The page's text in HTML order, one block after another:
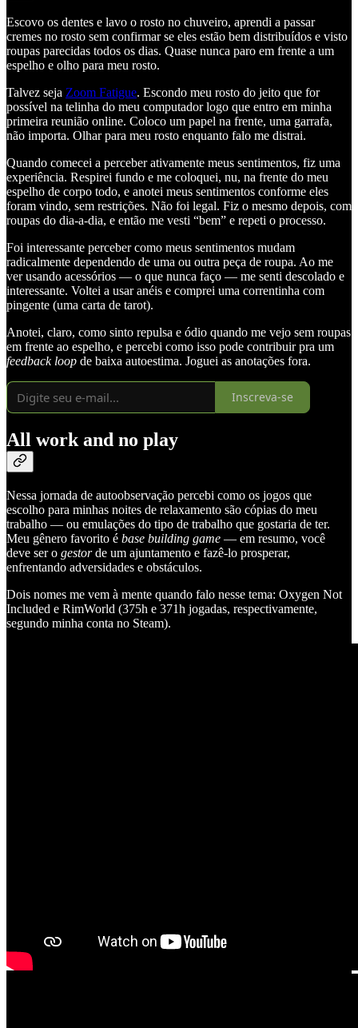
Escovo os dentes e lavo o rosto no chuveiro, aprendi a passar
cremes no rosto sem confirmar se eles estão bem distribuídos e visto
roupas parecidas todos os dias. Quase nunca paro em frente a um
espelho e olho para meu rosto.
Talvez seja Zoom Fatigue. Escondo meu rosto do jeito que for
possível na telinha do meu computador logo que entro em minha
primeira reunião online. Coloco um papel na frente, uma garrafa,
não importa. Olhar para meu rosto enquanto falo me distrai.
Quando comecei a perceber ativamente meus sentimentos, fiz uma
experiência. Respirei fundo e me coloquei, nu, na frente do meu
espelho de corpo todo, e anotei meus sentimentos conforme eles
foram vindo, sem restrições. Não foi legal. Fiz o mesmo depois, com
roupas do dia-a-dia, e então me vesti “bem” e repeti o processo.
Foi interessante perceber como meus sentimentos mudam
radicalmente dependendo de uma ou outra peça de roupa. Ao me
ver usando acessórios — o que nunca faço — me senti descolado e
interessante. Voltei a usar anéis e comprei uma correntinha com
pingente (uma carta de tarot).
Anotei, claro, como sinto repulsa e ódio quando me vejo sem roupas
em frente ao espelho, e percebi como isso pode contribuir pra um
feedback loop de baixa autoestima. Joguei as anotações fora.
Inscreva-se
All work and no play
Nessa jornada de autoobservação percebi como os jogos que
escolho para minhas noites de relaxamento são cópias do meu
trabalho — ou emulações do tipo de trabalho que gostaria de ter.
Meu gênero favorito é base building game — em resumo, você
deve ser o gestorde um ajuntamento e fazê-lo prosperar,
enfrentando adversidades e obstáculos.
Dois nomes me vem à mente quando falo nesse tema: Oxygen Not
Included e RimWorld (375h e 371h jogadas, respectivamente,
segundo minha conta no Steam).